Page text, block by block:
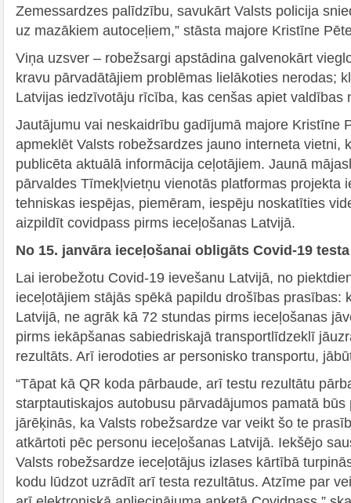
Zemessardzes palīdzību, savukārt Valsts policija
uz mazākiem autoceļiem,” stāsta majore Kristīne
Viņa uzsver – robežsargi apstādina galvenokārt
kravu pārvadātājiem problēmas lielākoties nerodas;
Latvijas iedzīvotāju rīcība, kas cenšas apiet valdības
Jautājumu vai neskaidrību gadījumā majore Kristīne
apmeklēt Valsts robežsardzes jauno interneta vietni,
publicēta aktuālā informācija ceļotājiem. Jaunā
pārvaldes Tīmekļvietņu vienotās platformas projekta
tehniskas iespējas, piemēram, iespēju noskatīties
aizpildīt covidpass pirms ieceļošanas Latvijā.
No 15. janvāra ieceļošanai obligāts Covid-19
Lai ierobežotu Covid-19 ievešanu Latvijā, no
ieceļotājiem stājās spēkā papildu drošības prasības:
Latvijā, ne agrāk kā 72 stundas pirms ieceļošanas
pirms iekāpšanas sabiedriskajā transportlīdzeklī
rezultāts. Arī ierodoties ar personisko transportu,
“Tāpat kā QR koda pārbaude, arī testu rezultātu
starptautiskajos autobusu pārvadājumos pamatā
jārēķinās, ka Valsts robežsardze var veikt šo te
atkārtoti pēc personu ieceļošanas Latvijā. Iekšējo
Valsts robežsardze ieceļotājus izlases kārtībā
kodu lūdzot uzrādīt arī testa rezultātus. Atzīme par